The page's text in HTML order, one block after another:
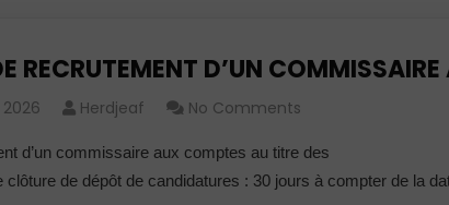
RECRUTEMENT D’UN
2026 Herdjeaf No Comments
d’un commissaire aux comptes au titre des
clôture de dépôt de candidatures : 30 jours à compter de la